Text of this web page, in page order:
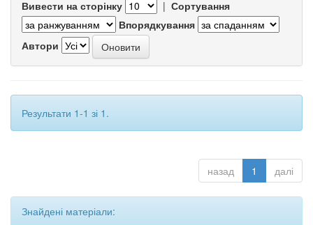
Вивести на сторінку | Сортування
Впорядкування
Автори
Результати 1-1 зі 1.
назад 1 далі
Знайдені матеріали: